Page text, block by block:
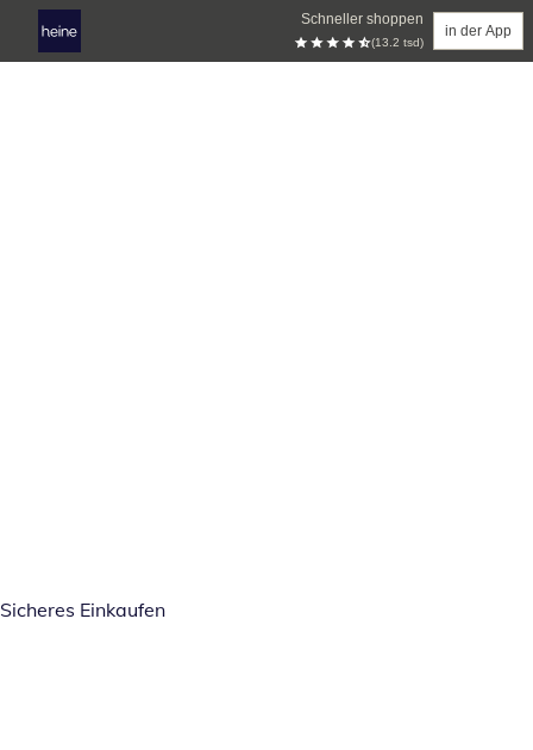
Schneller shoppen
(13.2 tsd)
in der App
Sicheres Einkaufen